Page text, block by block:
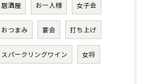
居酒屋 お一人様 女子会
おつまみ 宴会 打ち上げ
スパークリングワイン 女将